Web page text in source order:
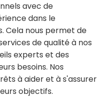
avec de
dans le
Cela nous permet de
de qualité à nos
experts et des
besoins. Nos
à aider et à s'assurer
objectifs.